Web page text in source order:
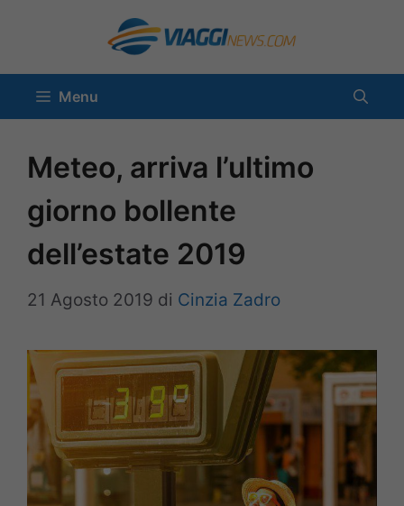
contenuto
Menu
Meteo, arriva l’ultimo
giorno bollente
dell’estate 2019
21 Agosto 2019 di Cinzia Zadro